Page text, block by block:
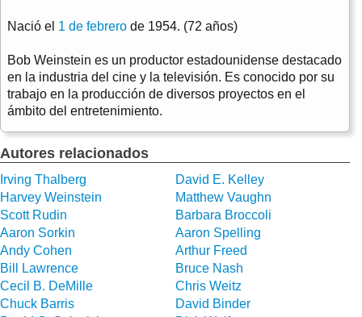
Nació el 1 de febrero de 1954. (72 años)
Bob Weinstein es un productor estadounidense destacado
en la industria del cine y la televisión. Es conocido por su
trabajo en la producción de diversos proyectos en el
ámbito del entretenimiento.
Autores relacionados
Irving Thalberg
David E. Kelley
Harvey Weinstein
Matthew Vaughn
Scott Rudin
Barbara Broccoli
Aaron Sorkin
Aaron Spelling
Andy Cohen
Arthur Freed
Bill Lawrence
Bruce Nash
Cecil B. DeMille
Chris Weitz
Chuck Barris
David Binder